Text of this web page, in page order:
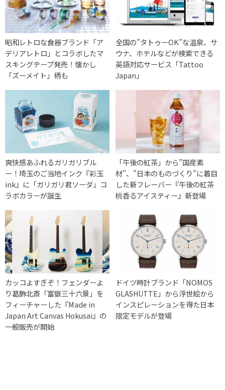
昭和レトロな食器ブランド「ア
デリアレトロ」とコラボしたマ
スキングテープ発売！懐かし
「ズーメイト」柄も
全国の”タトゥーOK”な温泉、サ
ウナ、ホテルなどが検索できる
英語対応サービス「Tattoo
Japan」
爽快感あふれるガリガリブル
ー！埼玉のご当地インク『彩玉
ink』に「ガリガリ君ソーダ」コ
ラボカラーが誕生
「午後の紅茶」から”国産素
材”、”日本のものづくり”に着目
した新フレーバー『午後の紅茶
桃香るアイスティー』新登場
カッコよすぎぞ！フェンダーよ
り葛飾北斎「富嶽三十六景」を
フィーチャーした『Made in
Japan Art Canvas Hokusai』の
一般販売が開始
ドイツ時計ブランド「NOMOS
GLASHÜTTE」から浮世絵から
インスピレーションを得た日本
限定モデルが登場